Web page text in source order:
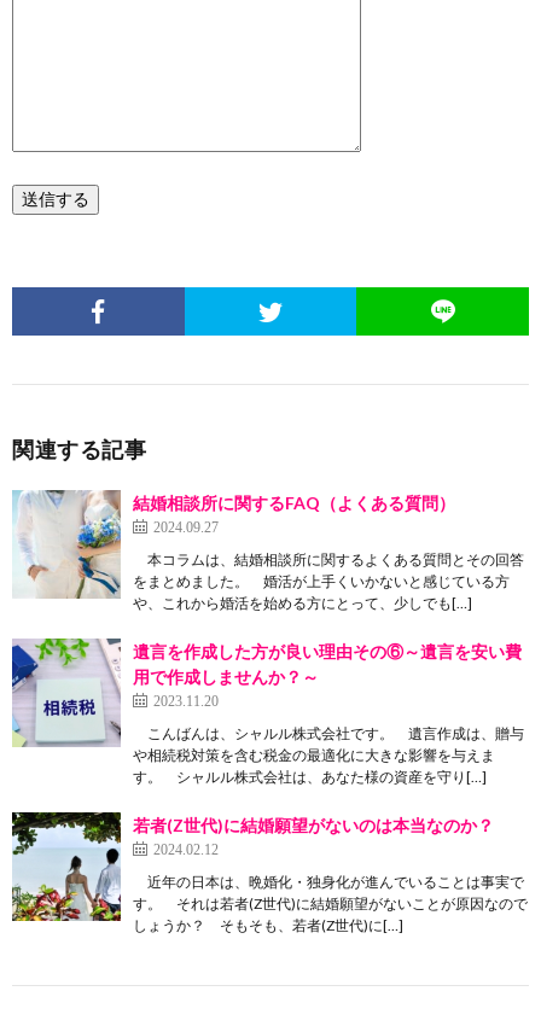
関連する記事
結婚相談所に関するFAQ（よくある質問）
2024.09.27
本コラムは、結婚相談所に関するよくある質問とその回答
をまとめました。 婚活が上手くいかないと感じている方
や、これから婚活を始める方にとって、少しでも[…]
遺言を作成した方が良い理由その⑥～遺言を安い費
用で作成しませんか？～
2023.11.20
こんばんは、シャルル株式会社です。 遺言作成は、贈与
や相続税対策を含む税金の最適化に大きな影響を与えま
す。 シャルル株式会社は、あなた様の資産を守り[…]
若者(Z世代)に結婚願望がないのは本当なのか？
2024.02.12
近年の日本は、晩婚化・独身化が進んでいることは事実で
す。 それは若者(Z世代)に結婚願望がないことが原因なので
しょうか？ そもそも、若者(Z世代)に[…]